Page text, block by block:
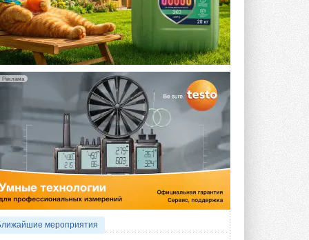
Для Арктики создали
технологию защиты
ветрогенераторов от аварий
Разработка учитывает влияние
мерзлоты, обледенения и снеговых ...
ВЧЕРА
Гибридный тепловой насос PV/T
с одним общим испарителем
Исследователи предложили
конструкцию двухисточникового ...
5 АВГУСТА 2026
21-й ежегодный форум
«ЦОД-2026»
Мероприятие пройдет 2-3 сентября в
отеле Radisson Slavyanskaya. Форум
посетит более двух тысяч участников ...
5 АВГУСТА 2026
Реклама
мероприятия